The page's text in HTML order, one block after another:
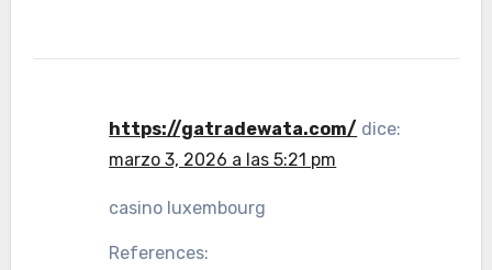
https://gatradewata.com/ dice:
marzo 3, 2026 a las 5:21 pm
casino luxembourg
References: